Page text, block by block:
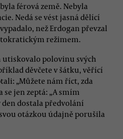
férová země. Nebyla
Nedá se vést jasná dělící
než Erdogan převzal
režimem.
utiskovalo polovinu svých
děvčete v šátku, věřící
„Můžete nám říct, zda
jen zeptá: „A smím
dostala předvolání
otázkou údajně porušila